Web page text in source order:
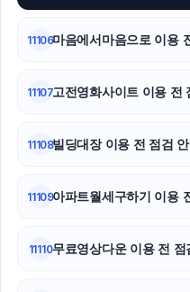
11106마음에서마음으로 이
11107고전영화사이트 이용
11108빌딩대장 이용 전 점검
11109아파트월세구하기 이
11110무료영상다운 이용 전